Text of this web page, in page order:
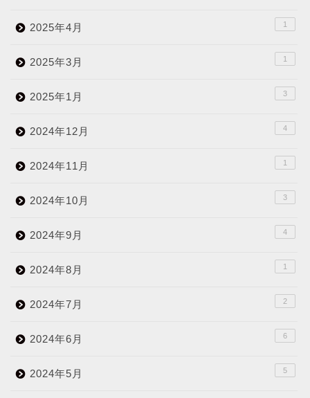
2025年4月 1
2025年3月 1
2025年1月 3
2024年12月 4
2024年11月 1
2024年10月 3
2024年9月 4
2024年8月 1
2024年7月 2
2024年6月 6
2024年5月 5